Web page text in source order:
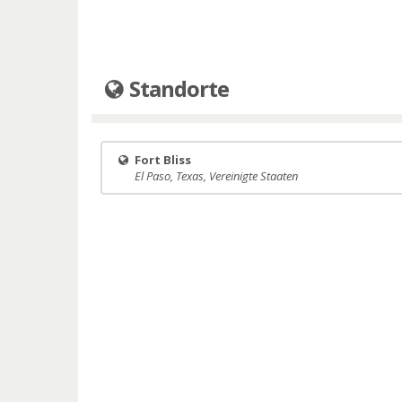
Standorte
Fort Bliss
El Paso, Texas, Vereinigte Staaten